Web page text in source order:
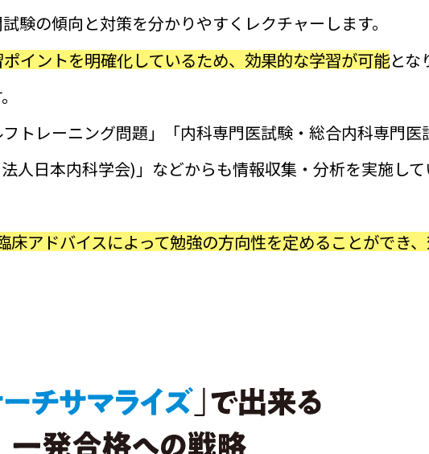
験の傾向と対策を分かりやすくレクチャーします。
イントを明確化しているため、効果的な学習が可能とな
トレーニング問題」「内科専門医試験・総合内科専門医
人日本内科学会)」などからも情報収集・分析を実施して
床アドバイスによって勉強の方向性を定めることができ